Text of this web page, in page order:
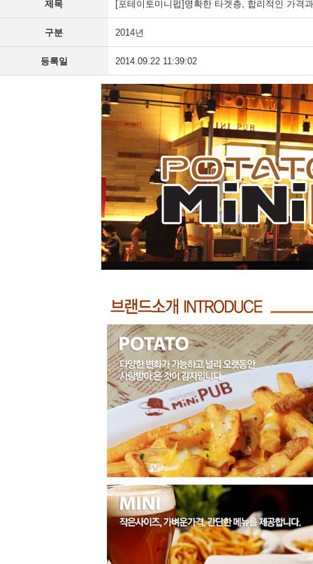
제목 [포테이토미니펍]명확한 타겟층, 합리적인 가격
구분 2014년
등록일 2014.09.22 11:39:02